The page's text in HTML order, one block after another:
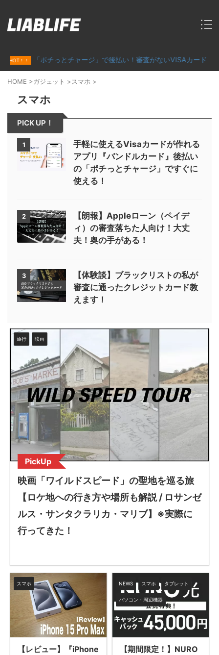
「ポチっとチャージ」で後払い！審査がないVISAカード「バンドル
HOME >ガジェット >スマホ >
スマホ
PICK UP！
1
手軽に使えるVisaカードが作れる
アプリ『バンドルカード』後払い
の「ポチっとチャージ」ですぐに
使える！
2
【朗報】Appleローン（ペイデ
ィ）の審査落ちた人向け！大丈
夫！奥の手がある！
3
【体験談】ブラックリストの私が
審査に通ったクレジットカード教
えます！
旅行 映画
PickUp
映画「ワイルドスピード」の聖地を巡る旅
【ロケ地への行き方や場所も解説 / ロサンゼ
ルス・サンタクラリカ・マリブ】※実際に
行ってきた！
スマホ
【レビュー】『iPhone
NEWS スマホ タブレット
パソコン・周辺機器
【期間限定！】NURO